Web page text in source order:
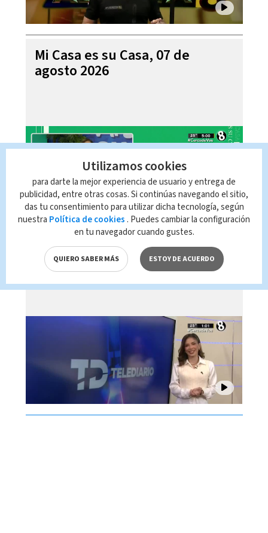
Mi Casa es su Casa, 07 de
agosto 2026
Telediario En Directo con Paula
Brenes, 07 de agosto 2026
Utilizamos cookies
para darte la mejor experiencia de usuario y entrega de
publicidad, entre otras cosas. Si continúas navegando el sitio,
das tu consentimiento para utilizar dicha tecnología, según
nuestra Política de cookies . Puedes cambiar la configuración
en tu navegador cuando gustes.
QUIERO SABER MÁS ESTOY DE ACUERDO